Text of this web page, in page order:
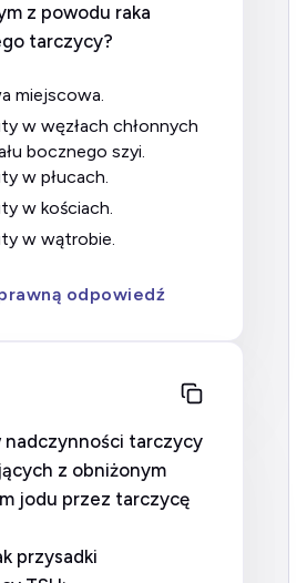
z powodu raka
tarczycy?
miejscowa.
bocznego szyi.
w płucach.
w kościach.
w wątrobie.
odpowiedź
nadczynności tarczycy
z obniżonym
jodu przez tarczycę
przysadki